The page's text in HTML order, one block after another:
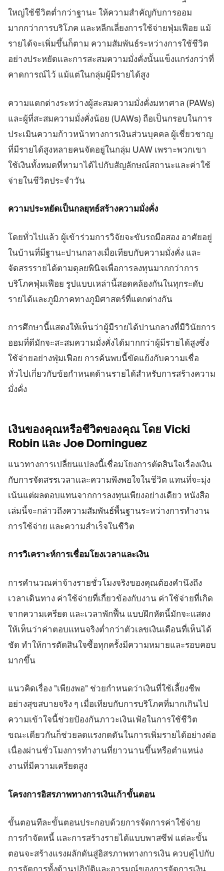
ใหญ่ใช้ชีวิตต่ำกว่าฐานะ ให้ความสำคัญกับการออม
มากกว่าการบริโภค และหลีกเลี่ยงการใช้จ่ายฟุ่มเฟือย แม้
รายได้จะเพิ่มขึ้นก็ตาม ความสัมพันธ์ระหว่างการใช้ชีวิต
อย่างประหยัดและการสะสมความมั่งคั่งนั้นแข็งแกร่งกว่าที่
คาดการณ์ไว้ แม้แต่ในกลุ่มผู้มีรายได้สูง
ความแตกต่างระหว่างผู้สะสมความมั่งคั่งมหาศาล (PAWs)
และผู้ที่สะสมความมั่งคั่งน้อย (UAWs) ถือเป็นกรอบในการ
ประเมินความก้าวหน้าทางการเงินส่วนบุคคล ผู้เชี่ยวชาญ
ที่มีรายได้สูงหลายคนจัดอยู่ในกลุ่ม UAW เพราะพวกเขา
ใช้เงินทั้งหมดที่หามาได้ไปกับสัญลักษณ์สถานะและค่าใช้
จ่ายในชีวิตประจำวัน
ความประหยัดเป็นกลยุทธ์สร้างความมั่งคั่ง
โดยทั่วไปแล้ว ผู้เข้าร่วมการวิจัยจะขับรถมือสอง อาศัยอยู่
ในบ้านที่มีฐานะปานกลางเมื่อเทียบกับความมั่งคั่ง และ
จัดสรรรายได้ตามดุลยพินิจเพื่อการลงทุนมากกว่าการ
บริโภคฟุ่มเฟือย รูปแบบเหล่านี้สอดคล้องกันในทุกระดับ
รายได้และภูมิภาคทางภูมิศาสตร์ที่แตกต่างกัน
การศึกษานี้แสดงให้เห็นว่าผู้มีรายได้ปานกลางที่มีวินัยการ
ออมที่ดีมักจะสะสมความมั่งคั่งได้มากกว่าผู้มีรายได้สูงซึ่ง
ใช้จ่ายอย่างฟุ่มเฟือย การค้นพบนี้ขัดแย้งกับความเชื่อ
ทั่วไปเกี่ยวกับข้อกำหนดด้านรายได้สำหรับการสร้างความ
มั่งคั่ง
เงินของคุณหรือชีวิตของคุณ โดย Vicki
Robin และ JoeDominguez
แนวทางการเปลี่ยนแปลงนี้เชื่อมโยงการตัดสินใจเรื่องเงิน
กับการจัดสรรเวลาและความพึงพอใจในชีวิต แทนที่จะมุ่ง
เน้นแต่ผลตอบแทนจากการลงทุนเพียงอย่างเดียว หนังสือ
เล่มนี้จะกล่าวถึงความสัมพันธ์พื้นฐานระหว่างการทำงาน
การใช้จ่าย และความสำเร็จในชีวิต
การวิเคราะห์การเชื่อมโยงเวลาและเงิน
การคำนวณค่าจ้างรายชั่วโมงจริงของคุณต้องคำนึงถึง
เวลาเดินทาง ค่าใช้จ่ายที่เกี่ยวข้องกับงาน ค่าใช้จ่ายที่เกิด
จากความเครียด และเวลาพักฟื้น แบบฝึกหัดนี้มักจะแสดง
ให้เห็นว่าค่าตอบแทนจริงต่ำกว่าตัวเลขเงินเดือนที่เห็นได้
ชัด ทำให้การตัดสินใจซื้อทุกครั้งมีความหมายและรอบคอบ
มากขึ้น
แนวคิดเรื่อง "เพียงพอ" ช่วยกำหนดว่าเงินที่ใช้เลี้ยงชีพ
อย่างสุขสบายจริง ๆ เมื่อเทียบกับการบริโภคที่มากเกินไป
ความเข้าใจนี้ช่วยป้องกันภาวะเงินเฟ้อในการใช้ชีวิต
ขณะเดียวกันก็ช่วยลดแรงกดดันในการเพิ่มรายได้อย่างต่อ
เนื่องผ่านชั่วโมงการทำงานที่ยาวนานขึ้นหรือตำแหน่ง
งานที่มีความเครียดสูง
โครงการอิสรภาพทางการเงินเก้าขั้นตอน
ขั้นตอนทีละขั้นตอนประกอบด้วยการจัดการค่าใช้จ่าย
การกำจัดหนี้ และการสร้างรายได้แบบพาสซีฟ แต่ละขั้น
ตอนจะสร้างแรงผลักดันสู่อิสรภาพทางการเงิน ควบคู่ไปกับ